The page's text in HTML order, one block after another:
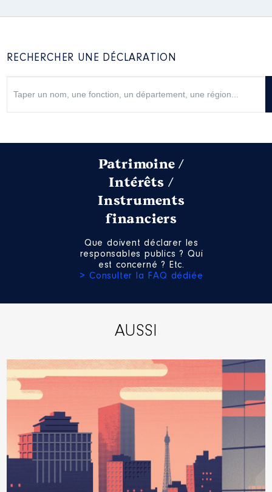
RECHERCHER UNE DÉCLARATION
Patrimoine /
Intérêts /
Instruments
financiers
Que doivent déclarer les
responsables publics ? Qui
est concerné ? Etc.
> Consulter la FAQ dédiée
AUSSI